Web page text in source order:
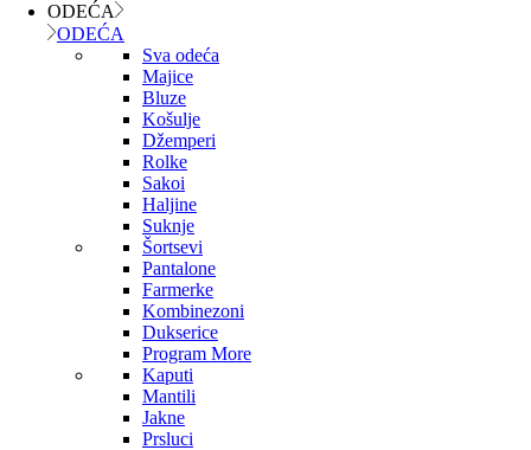
ODEĆA
ODEĆA
Sva odeća
Majice
Bluze
Košulje
Džemperi
Rolke
Sakoi
Haljine
Suknje
Šortsevi
Pantalone
Farmerke
Kombinezoni
Dukserice
Program More
Kaputi
Mantili
Jakne
Prsluci